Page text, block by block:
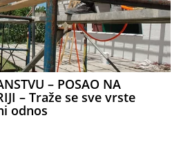
– POSAO NA
– Traže se sve vrste
odnos